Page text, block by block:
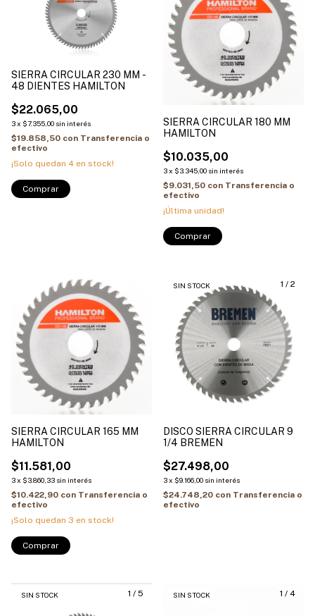
SIERRA CIRCULAR 230 MM -
48 DIENTES HAMILTON
$22.065,00
3x $7.355,00 sin interés
$19.858,50 con Transferencia o
efectivo
¡Solo quedan 4 en stock!
SIERRA CIRCULAR 180 MM
HAMILTON
$10.035,00
3x $3.345,00 sin interés
$9.031,50 con Transferencia o
efectivo
¡Última unidad!
Comprar
SIERRA CIRCULAR 165 MM
HAMILTON
$11.581,00
3x $3.860,33 sin interés
$10.422,90 con Transferencia o
efectivo
¡Solo quedan 3 en stock!
Comprar
1 / 2
SIN STOCK
DISCO SIERRA CIRCULAR 9
1/4 BREMEN
$27.498,00
3x $9.166,00 sin interés
$24.748,20 con Transferencia o
efectivo
1 / 5
SIN STOCK 1 / 4
SIN STOCK